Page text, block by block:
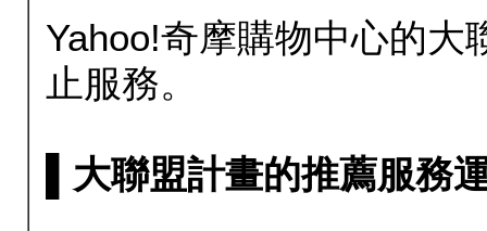
Yahoo!奇摩購物中心的大
止服務。
▌大聯盟計畫的推薦服務